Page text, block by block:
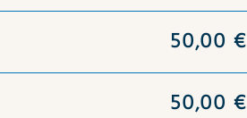
50,00 €
50,00 €